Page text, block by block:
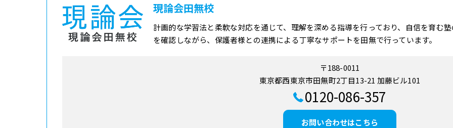
現論会田無校
計画的な学習法と柔軟な対応を通じて、理解を深める指導を行っており、自信を育む
を確認しながら、保護者様との連携による丁寧なサポートを田無で行っています。
〒188-0011
東京都西東京市田無町2丁目13-21 加藤ビル101
0120-086-357
お問い合わせはこちら